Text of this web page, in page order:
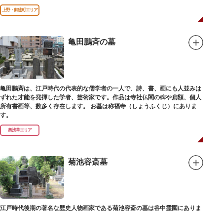
上野・御徒町エリア
亀田鵬斉の墓
亀田鵬斉は、江戸時代の代表的な儒学者の一人で、詩、書、画にも人並みは
ずれた才能を発揮した学者、芸術家です。作品は寺社仏閣の碑や扁額、個人
所有書画等、数多く存在します。 お墓は称福寺（しょうふくじ）にありま
す。
奥浅草エリア
菊池容斎墓
江戸時代後期の著名な歴史人物画家である菊池容斎の墓は谷中霊園にありま